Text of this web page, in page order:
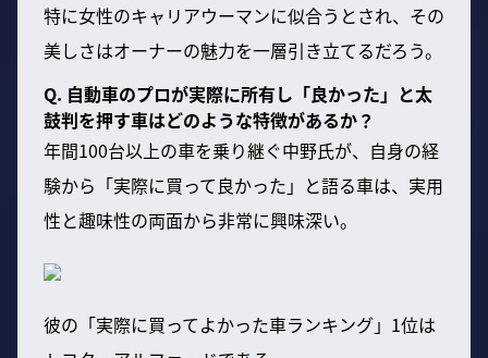
特に女性のキャリアウーマンに似合うとされ、その
美しさはオーナーの魅力を一層引き立てるだろう。
Q. 自動車のプロが実際に所有し「良かった」と太
鼓判を押す車はどのような特徴があるか？
年間100台以上の車を乗り継ぐ中野氏が、自身の経
験から「実際に買って良かった」と語る車は、実用
性と趣味性の両面から非常に興味深い。
彼の「実際に買ってよかった車ランキング」1位は